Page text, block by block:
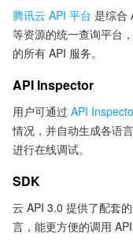
腾讯云 API 平台 是综合
等资源的统一查询平台
的所有 API 服务。
API Inspector
用户可通过 API
情况，并自动生成各语
进行在线调试。
SDK
云 API 3.0 提供了配套
言，能更方便的调用 API